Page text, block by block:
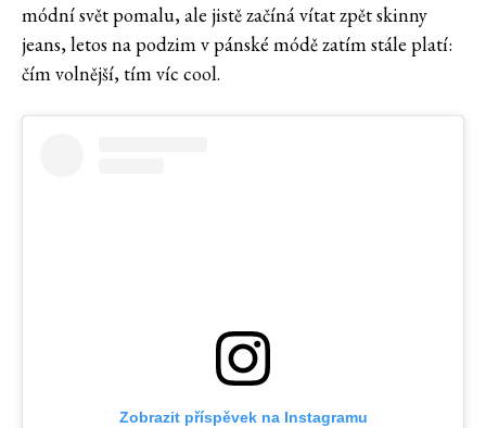
módní svět pomalu, ale jistě začíná vítat zpět skinny
jeans, letos na podzim v pánské módě zatím stále platí:
čím volnější, tím víc cool.
Zobrazit příspěvek na Instagramu